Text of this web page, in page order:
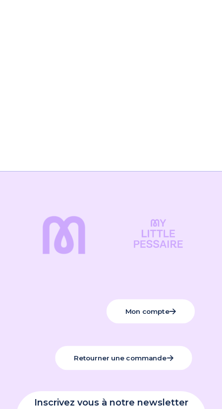
Mon compte
Retourner une commande
Inscrivez vous à notre newsletter